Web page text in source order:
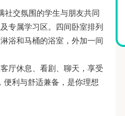
社交氛围的学生与朋友共同
专属学习区。四间卧室排列
浴和马桶的浴室，外加一间
厅休息、看剧、聊天，享受
利与舒适兼备，是你理想